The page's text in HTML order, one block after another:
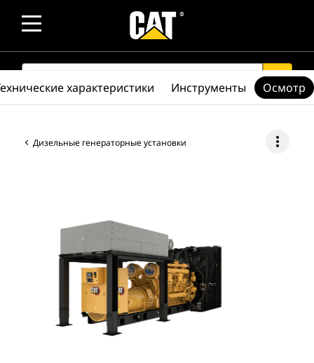
SEARCH search
Дизельные генераторные установки more_vert
характеристики Инструменты Осмотр